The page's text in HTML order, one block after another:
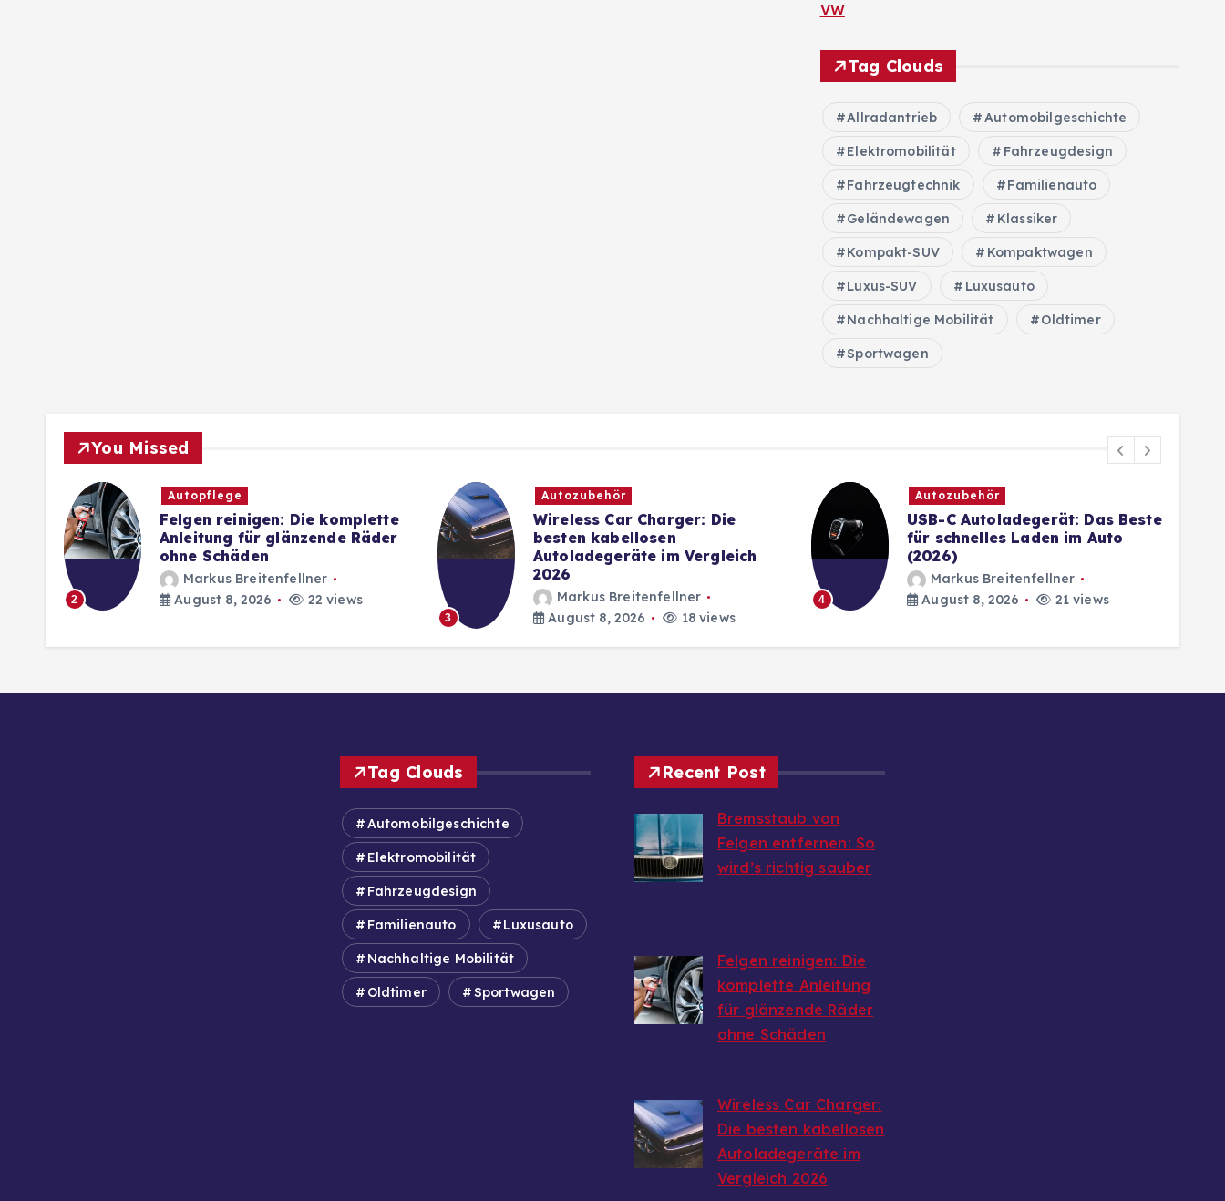
VW
Tag Clouds
Allradantrieb Automobilgeschichte
Elektromobilität Fahrzeugdesign
Fahrzeugtechnik Familienauto
Geländewagen Klassiker
Kompakt-SUV Kompaktwagen
Luxus-SUV Luxusauto
Nachhaltige Mobilität Oldtimer
Sportwagen
You Missed
2
Autopflege
Felgen reinigen: Die komplette
Anleitung für glänzende Räder
ohne Schäden
Markus Breitenfellner
August 8, 2026
22 views
3
Autozubehör
Wireless Car Charger: Die
besten kabellosen
Autoladegeräte im Vergleich
2026
Markus Breitenfellner
August 8, 2026
18 views
4
Autozubehör
USB-C Autoladegerät: Das Beste
für schnelles Laden im Auto
(2026)
Markus Breitenfellner
August 8, 2026
21 views
Tag Clouds
Automobilgeschichte
Elektromobilität
Fahrzeugdesign
Familienauto Luxusauto
Nachhaltige Mobilität
Oldtimer Sportwagen
Recent Post
Bremsstaub von
Felgen entfernen: So
wird’s richtig sauber
Felgen reinigen: Die
komplette Anleitung
für glänzende Räder
ohne Schäden
Wireless Car Charger:
Die besten kabellosen
Autoladegeräte im
Vergleich 2026